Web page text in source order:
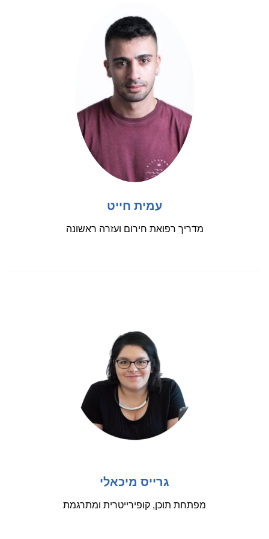
עמית חייט
מדריך רפואת חירום ועזרה ראשונה
גרייס מיכאלי
מפתחת תוכן, קופירייטרית ומתרגמת